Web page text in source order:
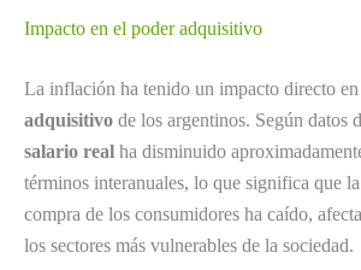
Impacto en el poder adquisitivo
La inflación ha tenido un impacto directo en
adquisitivo de los argentinos. Según datos
salario real ha disminuido
términos interanuales, lo que significa que
compra de los consumidores ha caído,
los sectores más vulnerables de la sociedad.